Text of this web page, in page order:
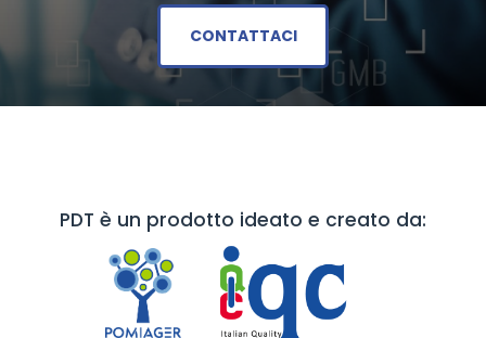
CONTATTACI
PDT è un prodotto ideato e creato da: